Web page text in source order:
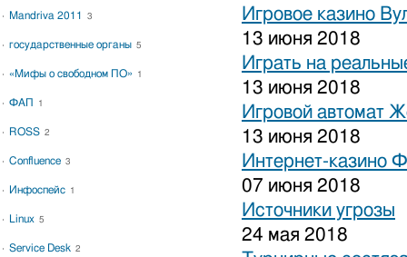
Игровое казино
13 июня 2018
Играть на
13 июня 2018
Игровой автомат
13 июня 2018
Интернет-казино
07 июня 2018
Источники угрозы
24 мая 2018
Mandriva 2011 3
государственные органы 5
«Мифы о свободном ПО» 1
ФАП 1
ROSS 2
Confluence 3
Инфоспейс 1
Linux 5
Service Desk 2